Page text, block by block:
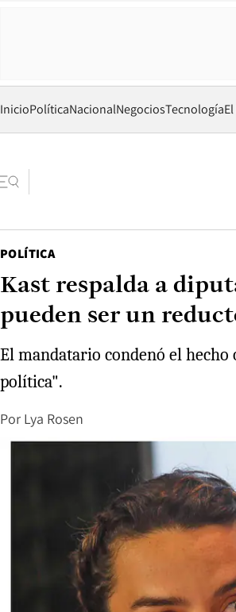
InicioPolíticaNacionalNegociosTecnología
POLÍTICA
Kast respalda a
pueden ser un
El mandatario condenó el
política".
Por Lya Rosen